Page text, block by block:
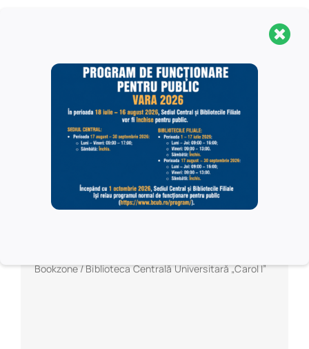
18/06/2025
Bookzone / Biblioteca Centrală Universitară „Carol I”